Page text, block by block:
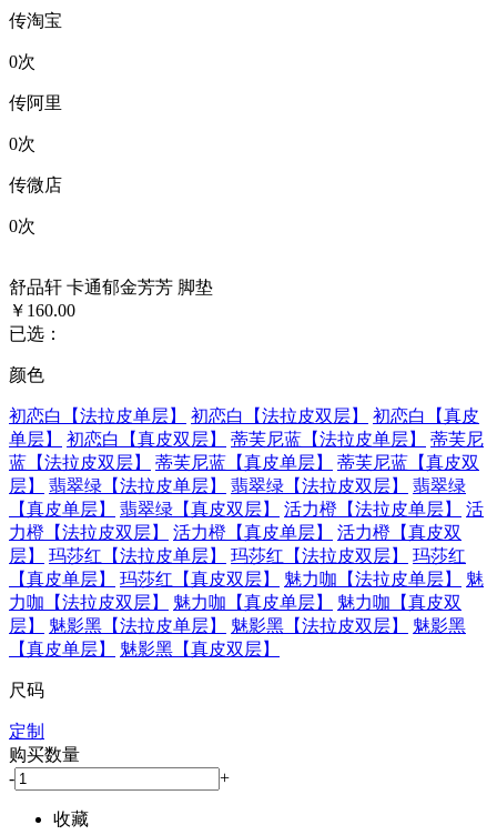
传淘宝
0次
传阿里
0次
传微店
0次
舒品轩 卡通郁金芳芳 脚垫
￥160.00
已选：
颜色
初恋白【法拉皮单层】 初恋白【法拉皮双层】
初恋白【真皮
单层】
初恋白【真皮双层】 蒂芙尼蓝【法拉皮单层】
蒂芙尼
蓝【法拉皮双层】
蒂芙尼蓝【真皮单层】
蒂芙尼蓝【真皮双
层】
翡翠绿【法拉皮单层】 翡翠绿【法拉皮双层】
翡翠绿
【真皮单层】
翡翠绿【真皮双层】 活力橙【法拉皮单层】
活
力橙【法拉皮双层】
活力橙【真皮单层】
活力橙【真皮双
层】
玛莎红【法拉皮单层】 玛莎红【法拉皮双层】
玛莎红
【真皮单层】
玛莎红【真皮双层】 魅力咖【法拉皮单层】
魅
力咖【法拉皮双层】
魅力咖【真皮单层】
魅力咖【真皮双
层】
魅影黑【法拉皮单层】 魅影黑【法拉皮双层】
魅影黑
【真皮单层】
魅影黑【真皮双层】
尺码
定制
购买数量
-
+
收藏